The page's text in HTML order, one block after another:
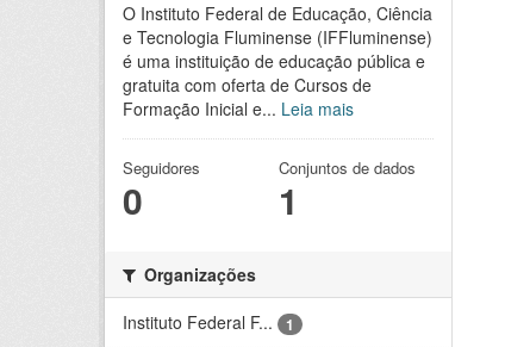
O Instituto Federal de Educação, Ciência
e Tecnologia Fluminense (IFFluminense)
é uma instituição de educação pública e
gratuita com oferta de Cursos de
Formação Inicial e... Leia mais
Seguidores
0
Conjuntos de dados
1
Organizações
Instituto Federal F...
1